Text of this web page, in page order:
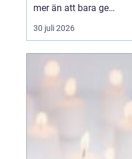
mer än att bara ge
skugga. Det påverkar hur
länge gästerna stannar,
och om de väljer att
komma tillbaka. När
kraven på komfort,
30 juli 2026